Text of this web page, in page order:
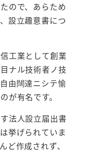
ので、あらため
設立趣意書につ
工業として創業
目ナル技術者ノ技
由闊達ニシテ愉
が有名です。
法人設立届出書
挙げられていま
ど作成されず、